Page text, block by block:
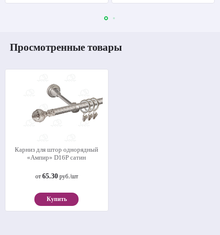
Просмотренные товары
Карниз для штор однорядный
«Ампир» D16Р сатин
от 65.30руб./шт
Купить